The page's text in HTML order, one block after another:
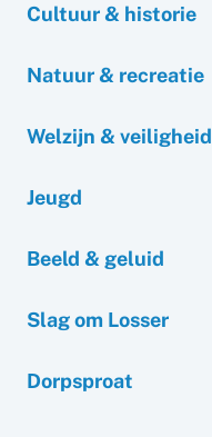
Cultuur & historie
Natuur & recreatie
Welzijn & veiligheid
Jeugd
Beeld & geluid
Slag om Losser
Dorpsproat